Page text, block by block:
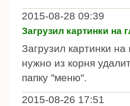
2015-08-28 09:39
Загрузил картинки на
Загрузил картинки
нужно из корня
папку "меню".
2015-08-26 17:51